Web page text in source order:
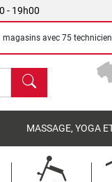
- 19h00
magasins avec 75
chercher
MASSAGE, YOGA